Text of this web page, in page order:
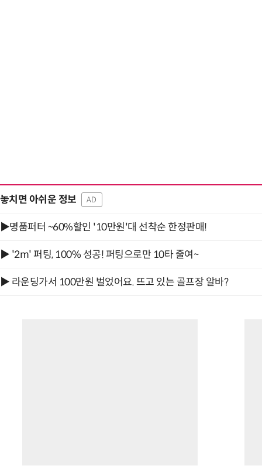
놓치면 아쉬운 정보 AD
▶명품퍼터 ~60%할인 '10만원'대 선착순 한정판매!
▶ '2m' 퍼팅, 100% 성공! 퍼팅으로만 10타 줄여~
▶ 라운딩가서 100만원 벌었어요. 뜨고 있는 골프장 알바?